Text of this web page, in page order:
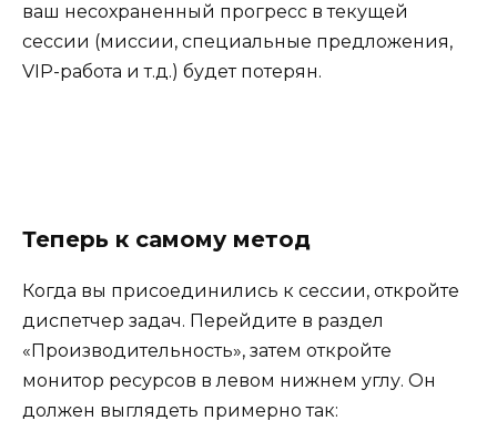
ваш несохраненный прогресс в текущей
сессии (миссии, специальные предложения,
VIP-работа и т.д.) будет потерян.
Теперь к самому метод
Когда вы присоединились к сессии, откройте
диспетчер задач. Перейдите в раздел
«Производительность», затем откройте
монитор ресурсов в левом нижнем углу. Он
должен выглядеть примерно так: